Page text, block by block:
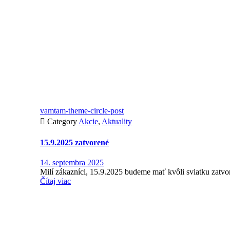
vamtam-theme-circle-post
 Category Akcie, Aktuality
15.9.2025 zatvorené
14. septembra 2025
Milí zákazníci, 15.9.2025 budeme mať kvôli sviatku
Čítaj viac